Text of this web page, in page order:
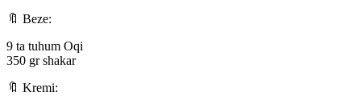
🔖 Beze:
9 ta tuhum Oqi
350 gr shakar
🔖 Kremi: